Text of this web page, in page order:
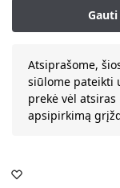
Atsiprašome,
siūlome pateikti
prekė vėl
apsipirkimą